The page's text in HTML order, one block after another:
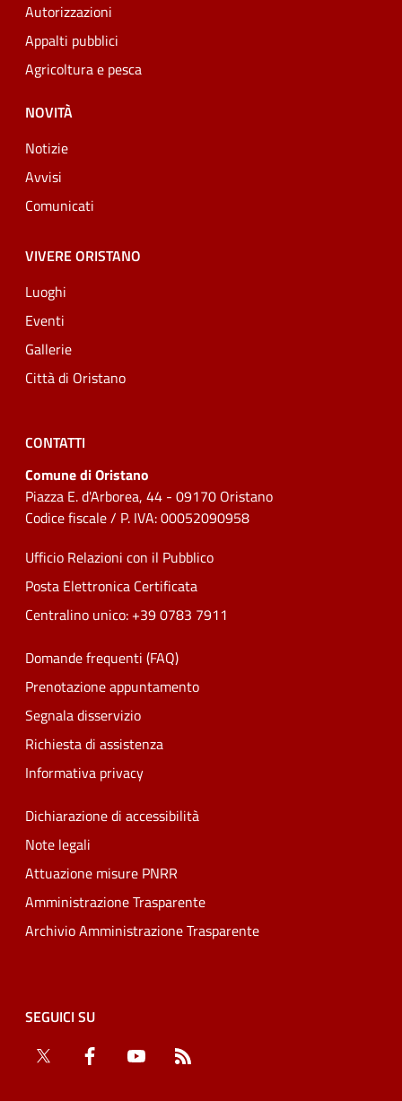
Autorizzazioni
Appalti pubblici
Agricoltura e pesca
NOVITÀ
Notizie
Avvisi
Comunicati
VIVERE ORISTANO
Luoghi
Eventi
Gallerie
Città di Oristano
CONTATTI
Comune di Oristano
Piazza E. d'Arborea, 44 - 09170 Oristano
Codice fiscale / P. IVA: 00052090958
Ufficio Relazioni con il Pubblico
Posta Elettronica Certificata
Centralino unico: +39 0783 7911
Domande frequenti (FAQ)
Prenotazione appuntamento
Segnala disservizio
Richiesta di assistenza
Informativa privacy
Dichiarazione di accessibilità
Note legali
Attuazione misure PNRR
Amministrazione Trasparente
Archivio Amministrazione Trasparente
SEGUICI SU
Twitter
Facebook YouTube